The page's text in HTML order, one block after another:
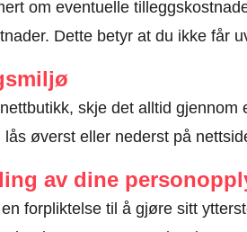
om eventuelle
Dette betyr at du ikke får
skje det alltid
øverst eller nederst på
av dine
forpliktelse til å gjøre sitt